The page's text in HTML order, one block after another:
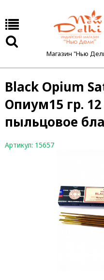
Магазин "Нью
Black Opium
Опиум15 гр.
пыльцовое
Артикул: 15657